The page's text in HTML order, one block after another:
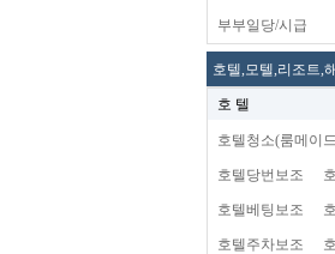
부부일당/시급
호텔,모텔,리조트,
호 텔
호텔청소(룸메이
호텔당번보조
호텔베팅보조
호텔주차보조